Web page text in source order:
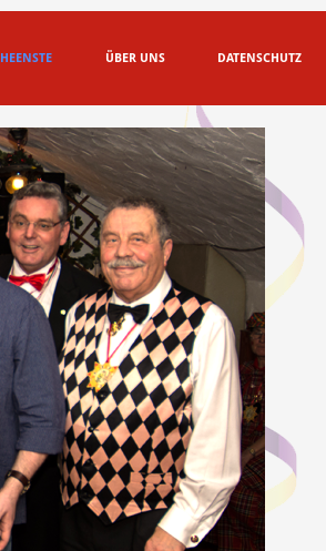
ÜBER UNS DATENSCHUTZ